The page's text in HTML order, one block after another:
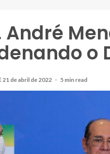
André
o
21 de abril de 2022 5 min read